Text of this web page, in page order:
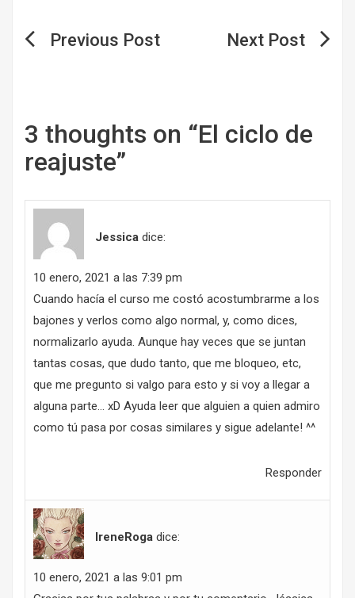
Navegación
3 thoughts on “El ciclo de
reajuste”
Jessica dice:
10 enero, 2021 a las 7:39 pm
Cuando hacía el curso me costó acostumbrarme a los
bajones y verlos como algo normal, y, como dices,
normalizarlo ayuda. Aunque hay veces que se juntan
tantas cosas, que dudo tanto, que me bloqueo, etc,
que me pregunto si valgo para esto y si voy a llegar a
alguna parte… xD Ayuda leer que alguien a quien admiro
como tú pasa por cosas similares y sigue adelante! ^^
Responder
IreneRoga dice:
10 enero, 2021 a las 9:01 pm